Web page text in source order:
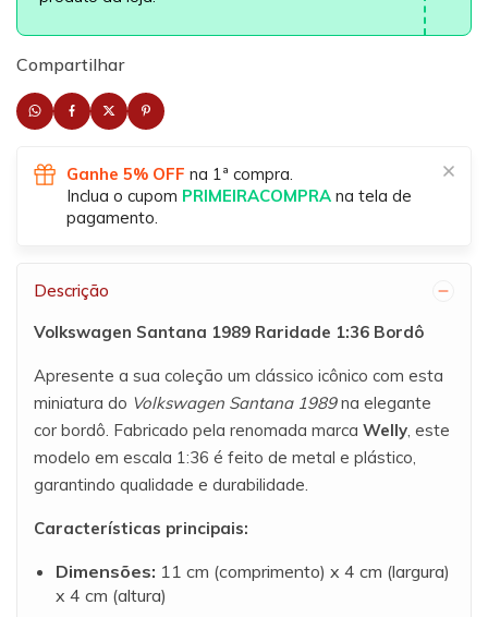
Compartilhar
Ganhe 5% OFF na 1ª compra.
Inclua o cupom PRIMEIRACOMPRA na tela de
pagamento.
Descrição
Volkswagen Santana 1989 Raridade 1:36 Bordô
Apresente a sua coleção um clássico icônico com esta
miniatura do Volkswagen Santana 1989na elegante
cor bordô. Fabricado pela renomada marca Welly , este
modelo em escala 1:36 é feito de metal e plástico,
garantindo qualidade e durabilidade.
Características principais:
Dimensões: 11 cm (comprimento) x 4 cm (largura)
x 4 cm (altura)